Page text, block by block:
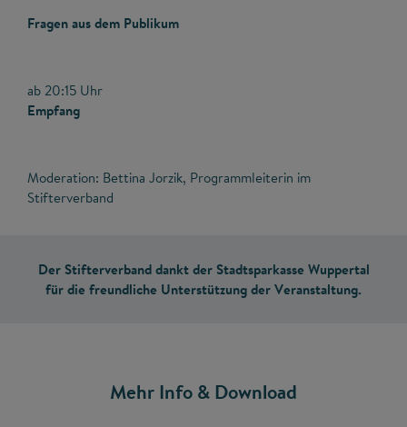
Fragen aus dem Publikum
ab 20:15 Uhr
Empfang
Moderation: Bettina Jorzik, Programmleiterin im
Stifterverband
Der Stifterverband dankt der Stadtsparkasse Wuppertal
für die freundliche Unterstützung der Veranstaltung.
Mehr Info & Download